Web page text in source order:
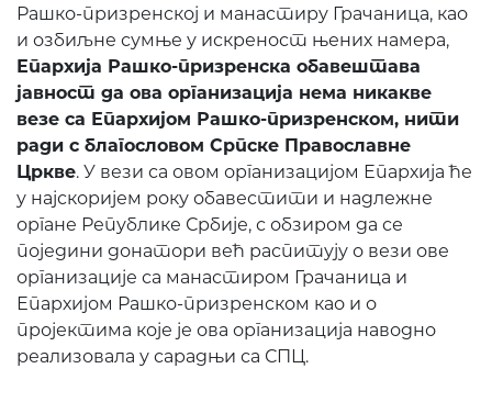
Рашко-призренској и манастиру Грачаница, као
и озбиљне сумње у искреност њених намера,
Епархија Рашко-призренска обавештава
јавност да ова организација нема никакве
везе са Епархијом Рашко-призренском, нити
ради с благословом Српске Православне
Цркве. У вези са овом организацијом Епархија ће
у најскоријем року обавестити и надлежне
органе Републике Србије, с обзиром да се
поједини донатори већ распитују о вези ове
организације са манастиром Грачаница и
Епархијом Рашко-призренском као и о
пројектима које је ова организација наводно
реализовала у сарадњи са СПЦ.